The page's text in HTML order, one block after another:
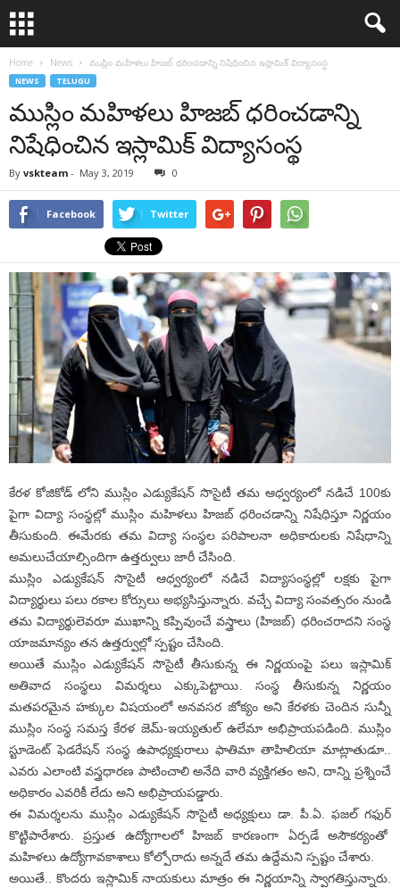
Home News ముస్లిం మహిళలు హిజబ్ ధరించడాన్ని నిషేధించిన ఇస్లామిక్ విద్యాసంస్థ
NEWS TELUGU
ముస్లిం మహిళలు హిజబ్ ధరించడాన్ని
నిషేధించిన ఇస్లామిక్ విద్యాసంస్థ
By vskteam - May 3, 2019 0
Facebook Twitter
కేరళ కోజికోడ్ లోని ముస్లిం ఎడ్యుకేషన్ సొసైటీ తమ ఆధ్వర్యంలో నడిచే 100కు
పైగా విద్యా సంస్థల్లో ముస్లిం మహిళలు హిజబ్ ధరించడాన్ని నిషేధిస్తూ నిర్ణయం
తీసుకుంది. ఈమేరకు తమ విద్యా సంస్థల పరిపాలనా అధికారులకు నిషేధాన్ని
అమలుచేయాల్సిందిగా ఉత్తర్వులు జారీ చేసింది.
ముస్లిం ఎడ్యుకేషన్ సొసైటీ ఆధ్వర్యంలో నడిచే విద్యాసంస్థల్లో లక్షకు పైగా
విద్యార్థులు పలు రకాల కోర్సులు అభ్యసిస్తున్నారు. వచ్చే విద్యా సంవత్సరం నుండి
తమ విద్యార్థులెవరూ ముఖాన్ని కప్పివుంచే వస్త్రాలు (హిజబ్) ధరించరాదని సంస్థ
యాజమాన్యం తన ఉత్తర్వుల్లో స్పష్టం చేసింది.
అయితే ముస్లిం ఎడ్యుకేషన్ సొసైటీ తీసుకున్న ఈ నిర్ణయంపై పలు ఇస్లామిక్
అతివాద సంస్థలు విమర్శలు ఎక్కుపెట్టాయి. సంస్థ తీసుకున్న నిర్ణయం
మతపరమైన హక్కుల విషయంలో అనవసర జోక్యం అని కేరళకు చెందిన సున్నీ
ముస్లిం సంస్థ సమస్త కేరళ జెమ్-ఇయ్యతుల్ ఉలేమా అభిప్రాయపడింది. ముస్లిం
స్టూడెంట్ ఫెడరేషన్ సంస్థ ఉపాధ్యక్షురాలు ఫాతిమా తాహిలియా మాట్లాతుడూ..
ఎవరు ఎలాంటి వస్త్రధారణ పాటించాలి అనేది వారి వ్యక్తిగతం అని, దాన్ని ప్రశ్నించే
అధికారం ఎవరికీ లేదు అని అభిప్రాయపడ్డారు.
ఈ విమర్శలను ముస్లిం ఎడ్యుకేషన్ సొసైటీ అధ్యక్షులు డా. పీ.ఏ. ఫజల్ గఫుర్
కొట్టిపారేశారు. ప్రస్తుత ఉద్యోగాలలో హిజబ్ కారణంగా ఏర్పడే అసౌకర్యంతో
మహిళలు ఉద్యోగావకాశాలు కోల్పోరాదు అన్నదే తమ ఉద్దేమని స్పష్టం చేశారు.
అయితే.. కొందరు ఇస్లామిక్ నాయకులు మాత్రం ఈ నిర్ణయాన్ని స్వాగతిస్తున్నారు.